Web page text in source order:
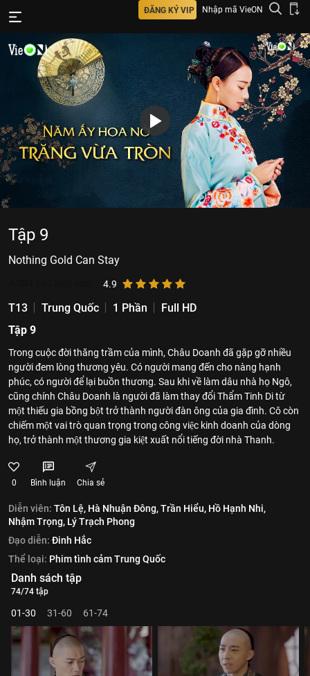
ĐĂNG KÝ VIP Nhập mã VieON
Tập 9
Nothing Gold Can Stay
4.9
T13 Trung Quốc 1 Phần
Full HD
Tập 9
Trong cuộc đời thăng trầm của mình, Châu Doanh đã gặp gỡ nhiều
người đem lòng thương yêu. Có người mang đến cho nàng hạnh
phúc, có người để lại buồn thương. Sau khi về làm dâu nhà họ Ngô,
cũng chính Châu Doanh là người đã làm thay đổi Thẩm Tinh Di từ
một thiếu gia bồng bột trở thành người đàn ông của gia đình. Cô còn
chiếm một vai trò quan trọng trong công việc kinh doanh của dòng
họ, trở thành một thương gia kiệt xuất nổi tiếng đời nhà Thanh.
0 Bình luận Chia sẻ
Diễn viên: Tôn Lệ, Hà Nhuận Đông,Trần Hiểu, Hồ Hạnh Nhi,
Nhậm Trọng, Lý Trạch Phong
Đạo diễn: Đinh Hắc
Thể loại: Phim tình cảm Trung Quốc
Danh sách tập
74/74 tập
01-30 31-60 61-74